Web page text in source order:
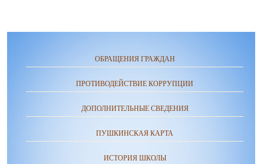
ОБРАЩЕНИЯ ГРАЖДАН
ПРОТИВОДЕЙСТВИЕ КОРРУПЦИИ
ДОПОЛНИТЕЛЬНЫЕ СВЕДЕНИЯ
ПУШКИНСКАЯ КАРТА
ИСТОРИЯ ШКОЛЫ